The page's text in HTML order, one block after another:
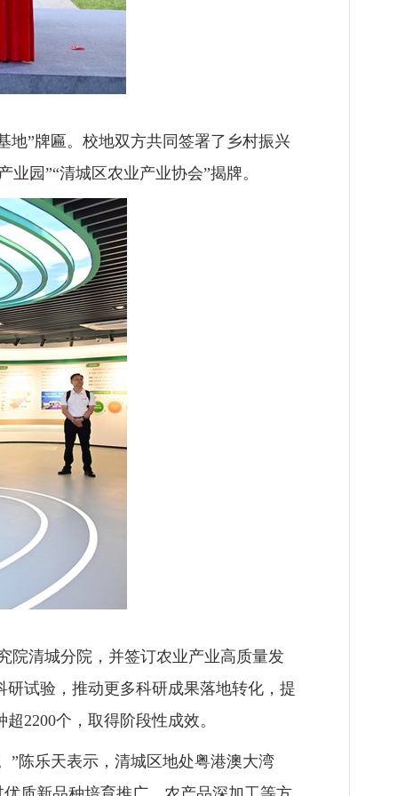
地”牌匾。校地双方共同签署了乡村振兴
园”“清城区农业产业协会”揭牌。
院清城分院，并签订农业产业高质量发
试验，推动更多科研成果落地转化，提
2200个，取得阶段性成效。
”陈乐天表示，清城区地处粤港澳大湾